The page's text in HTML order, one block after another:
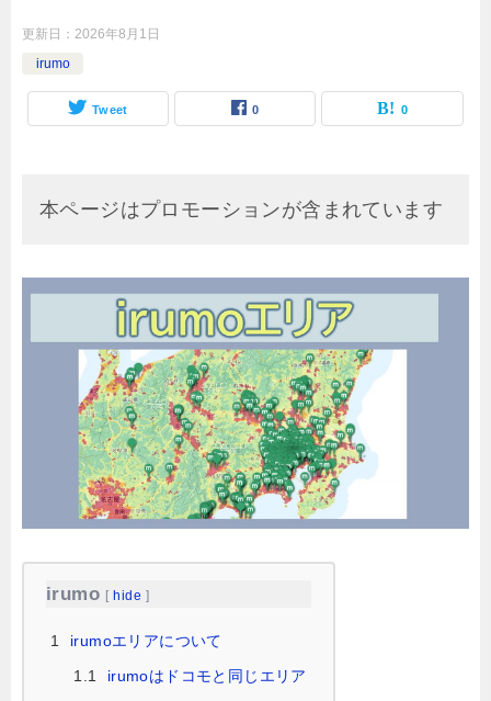
更新日： 2026年8月1日
irumo
Tweet 0 0
本ページはプロモーションが含まれています
irumo [ hide ]
1
irumoエリアについて
1.1
irumoはドコモと同じエリア